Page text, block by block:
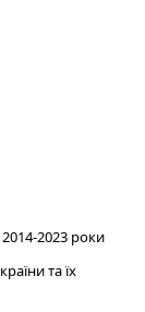
2023 роки
та їх